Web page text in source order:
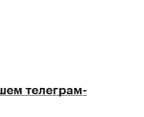
телеграм-